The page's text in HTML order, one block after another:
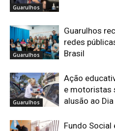
Guarulhos
Guarulhos
Guarulhos
redes
Brasil
Guarulhos
Ação
e motoristas
alusão ao
Fundo Social